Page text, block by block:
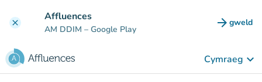
clear Affluences
AM DDIM – Google Play arrow_forward gweld
(tab
Cymraeg keyboard_arrow_down